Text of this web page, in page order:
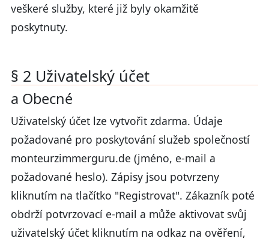
veškeré služby, které již byly okamžitě
poskytnuty.
§ 2 Uživatelský účet
a Obecné
Uživatelský účet lze vytvořit zdarma. Údaje
požadované pro poskytování služeb společností
monteurzimmerguru.de (jméno, e-mail a
požadované heslo). Zápisy jsou potvrzeny
kliknutím na tlačítko "Registrovat". Zákazník poté
obdrží potvrzovací e-mail a může aktivovat svůj
uživatelský účet kliknutím na odkaz na ověření,